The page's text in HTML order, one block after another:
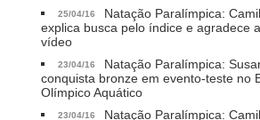
25/04/16
Natação Paralímpica:
explica busca pelo índice e agradece
vídeo
23/04/16
Natação Paralímpica:
conquista bronze em evento-teste no
Olímpico Aquático
23/04/16
Natação Paralímpica: